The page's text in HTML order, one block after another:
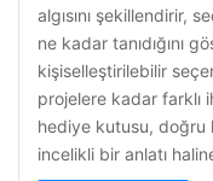
algısını şekillendirir,
ne kadar tanıdığını
kişiselleştirilebilir
projelere kadar farklı
hediye kutusu, doğru
incelikli bir anlatı